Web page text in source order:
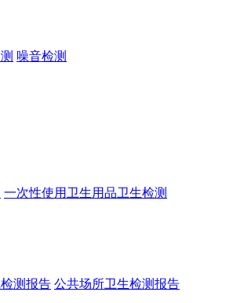
噪音检测
一次性使用卫生用品卫生检测
测报告 公共场所卫生检测报告